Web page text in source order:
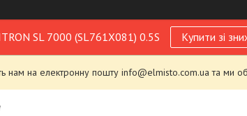
SL 7000 (SL761X081) 0.5S Купити зі
на електронну пошту info@elmisto.com.ua та ми